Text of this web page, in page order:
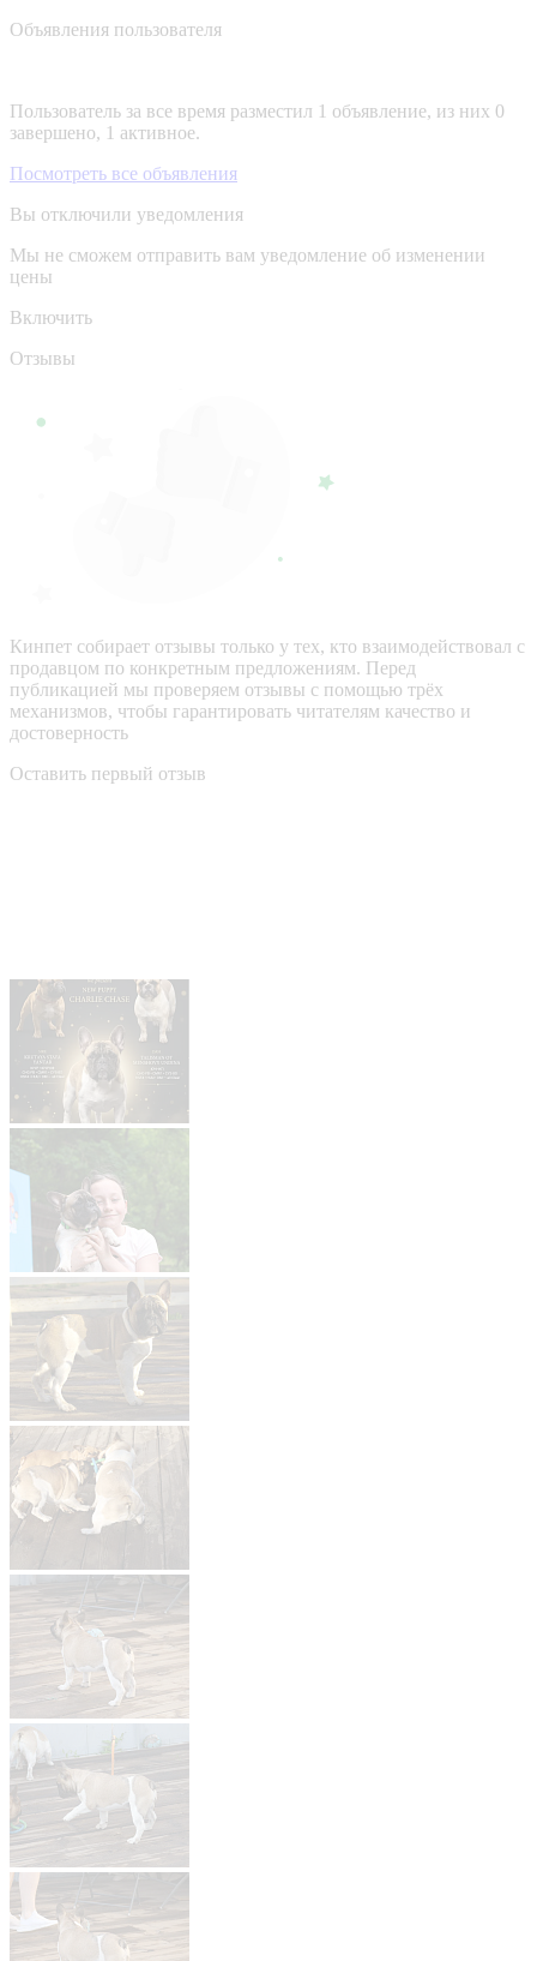
Объявления пользователя
Пользователь за все время разместил 1 объявление, из них 0
завершено, 1 активное.
Посмотреть все объявления
Вы отключили уведомления
Мы не сможем отправить вам уведомление об изменении
цены
Включить
Отзывы
Кинпет собирает отзывы только у тех, кто взаимодействовал с
продавцом по конкретным предложениям. Перед
публикацией мы проверяем отзывы с помощью трёх
механизмов, чтобы гарантировать читателям качество и
достоверность
Оставить первый отзыв